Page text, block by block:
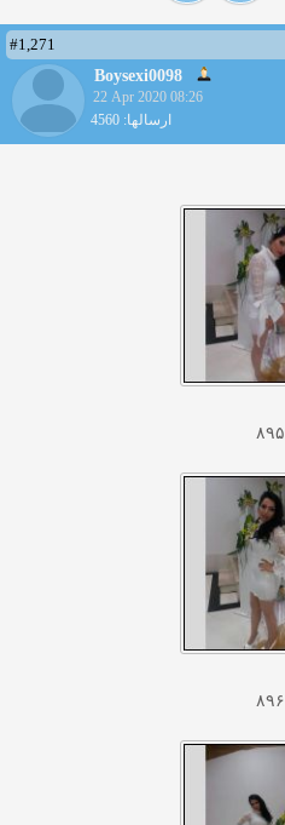
#1,271
Boysexi0098
22 Apr 2020 08:26
ارسالها: 4560
۸۹۵
۸۹۶